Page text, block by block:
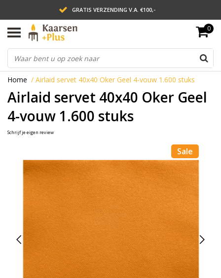
GRATIS VERZENDING V.A. €100,-
LEVERING BINNEN 2 WERKDAGEN
ACHTERAF BETALEN VIA AFTERPAY
0
Home / Airlaid servet 40x40 Oker Geel 4-vouw 1.600 stuks
Airlaid servet 40x40 Oker Geel
4-vouw 1.600 stuks
Schrijf je eigen review
Sale